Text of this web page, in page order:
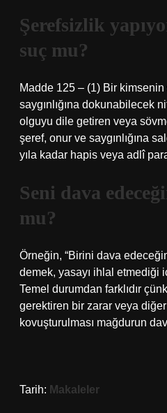
Şerefsizlik
suç mu?
Madde 125 – (1) Bir
saygınlığına dokunabilecek
olguyu dile getiren veya
şeref, onur ve saygınlığına
yıla kadar hapis veya adlî
Seni dava
mu?
Örneğin, “Birini dava
demek, yasayı ihlal etmediği
Temel durumdan farklıdır
gerektiren bir zarar veya
kovuşturulması mağdurun
Tarih: Makaleler